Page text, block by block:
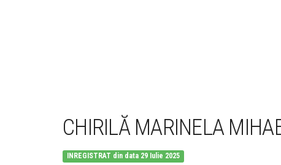
CHIRILĂ MARINELA
INREGISTRAT din data 29 Iulie 2025